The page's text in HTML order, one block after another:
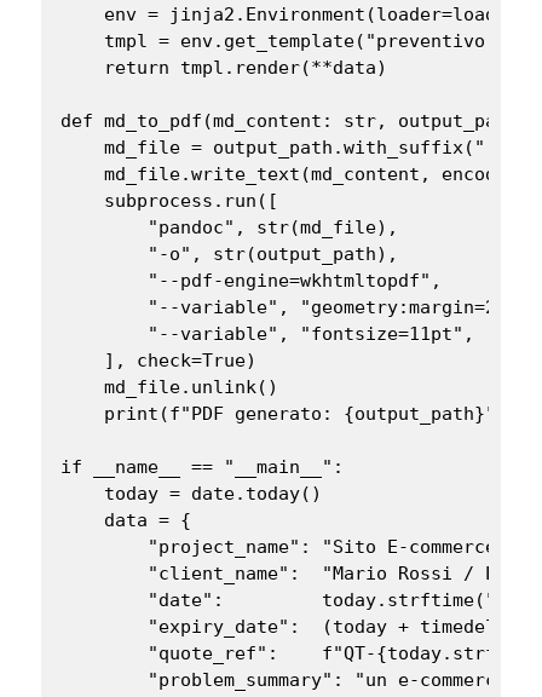
    env = jinja2.Environment(loader=loader)
    tmpl = env.get_template("preventivo.md")
    return tmpl.render(**data)
def md_to_pdf(md_content: str, output_path:
    md_file = output_path.with_suffix(".md")
md_file.write_text(md_content,
    subprocess.run([
        "pandoc", str(md_file),
        "-o", str(output_path),
        "--pdf-engine=wkhtmltopdf",
        "--variable", "geometry:margin=2cm",
        "--variable", "fontsize=11pt",
    ], check=True)
    md_file.unlink()
    print(f"PDF generato: {output_path}")
if __name__ == "__main__":
    today = date.today()
    data = {
"project_name": "Sito E-commerce
"client_name":  "Mario Rossi /
"date":         today.strftime("%d/
"expiry_date":  (today +
"quote_ref":    f"QT-
"problem_summary": "un e-commerce